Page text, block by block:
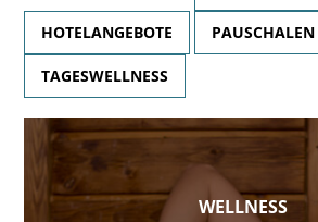
HOTELANGEBOTE PAUSCHALEN
TAGESWELLNESS
WELLNESS